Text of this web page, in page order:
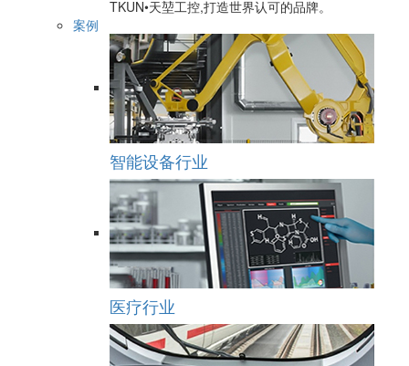
TKUN•天堃工控,打造世界认可的品牌。
案例
智能设备行业
医疗行业